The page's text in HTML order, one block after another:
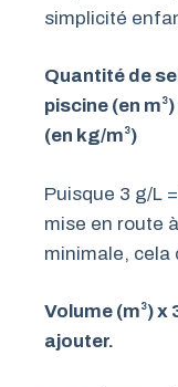
simplicité
Quantité de
piscine (en
(en kg/m³)
Puisque 3 g/L
mise en route
minimale, cela
Volume (m³) x
ajouter.